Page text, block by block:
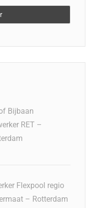
Bijbaan
RET –
Flexpool regio
– Rotterdam